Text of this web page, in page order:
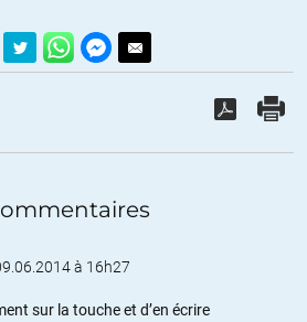
à 16h27
sur la touche et d’en écrire